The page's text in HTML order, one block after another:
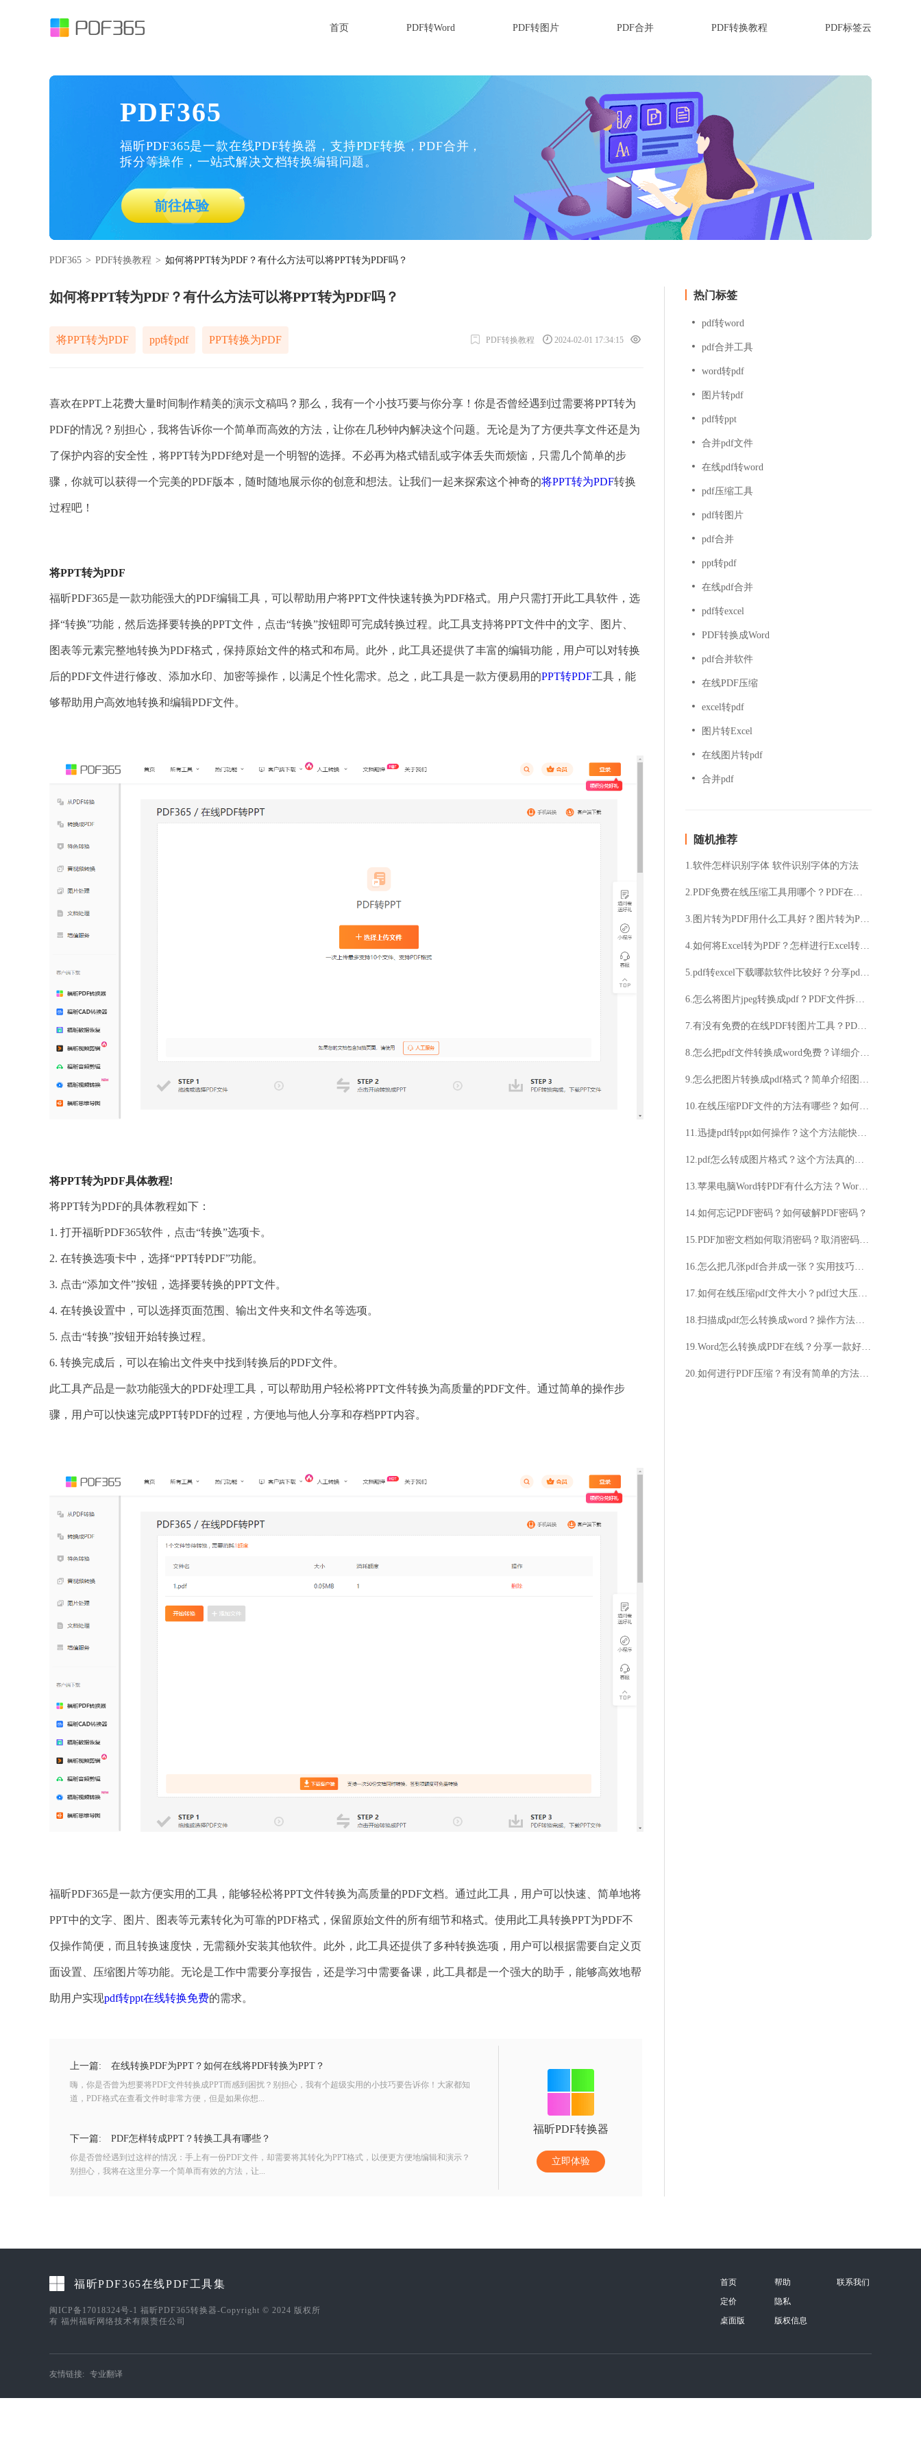
首页 PDF转Word PDF转图片 PDF合并 PDF转换教程 PDF标签云
PDF365
福昕PDF365是一款在线PDF转换器，支持PDF转换，PDF合并，
拆分等操作，一站式解决文档转换编辑问题。
前往体验
PDF365 > PDF转换教程 > 如何将PPT转为PDF？有什么方法可以将PPT转为PDF吗？
如何将PPT转为PDF？有什么方法可以将PPT转为PDF吗？
将PPT转为PDF ppt转pdf PPT转换为PDF PDF转换教程 2024-02-01 17:34:15
喜欢在PPT上花费大量时间制作精美的演示文稿吗？那么，我有一个小技巧要与你分享！你是否曾经遇到过需要将PPT转为
PDF的情况？别担心，我将告诉你一个简单而高效的方法，让你在几秒钟内解决这个问题。无论是为了方便共享文件还是为
了保护内容的安全性，将PPT转为PDF绝对是一个明智的选择。不必再为格式错乱或字体丢失而烦恼，只需几个简单的步
骤，你就可以获得一个完美的PDF版本，随时随地展示你的创意和想法。让我们一起来探索这个神奇的将PPT转为PDF转换
过程吧！
将PPT转为PDF
福昕PDF365是一款功能强大的PDF编辑工具，可以帮助用户将PPT文件快速转换为PDF格式。用户只需打开此工具软件，选
择“转换”功能，然后选择要转换的PPT文件，点击“转换”按钮即可完成转换过程。此工具支持将PPT文件中的文字、图片、
图表等元素完整地转换为PDF格式，保持原始文件的格式和布局。此外，此工具还提供了丰富的编辑功能，用户可以对转换
后的PDF文件进行修改、添加水印、加密等操作，以满足个性化需求。总之，此工具是一款方便易用的PPT转PDF工具，能
够帮助用户高效地转换和编辑PDF文件。
将PPT转为PDF具体教程!
将PPT转为PDF的具体教程如下：
1. 打开福昕PDF365软件，点击“转换”选项卡。
2. 在转换选项卡中，选择“PPT转PDF”功能。
3. 点击“添加文件”按钮，选择要转换的PPT文件。
4. 在转换设置中，可以选择页面范围、输出文件夹和文件名等选项。
5. 点击“转换”按钮开始转换过程。
6. 转换完成后，可以在输出文件夹中找到转换后的PDF文件。
此工具产品是一款功能强大的PDF处理工具，可以帮助用户轻松将PPT文件转换为高质量的PDF文件。通过简单的操作步
骤，用户可以快速完成PPT转PDF的过程，方便地与他人分享和存档PPT内容。
福昕PDF365是一款方便实用的工具，能够轻松将PPT文件转换为高质量的PDF文档。通过此工具，用户可以快速、简单地将
PPT中的文字、图片、图表等元素转化为可靠的PDF格式，保留原始文件的所有细节和格式。使用此工具转换PPT为PDF不
仅操作简便，而且转换速度快，无需额外安装其他软件。此外，此工具还提供了多种转换选项，用户可以根据需要自定义页
面设置、压缩图片等功能。无论是工作中需要分享报告，还是学习中需要备课，此工具都是一个强大的助手，能够高效地帮
助用户实现pdf转ppt在线转换免费的需求。
上一篇: 在线转换PDF为PPT？如何在线将PDF转换为PPT？
嗨，你是否曾为想要将PDF文件转换成PPT而感到困扰？别担心，我有个超级实用的小技巧要告诉你！大家都知
道，PDF格式在查看文件时非常方便，但是如果你想...
下一篇: PDF怎样转成PPT？转换工具有哪些？
你是否曾经遇到过这样的情况：手上有一份PDF文件，却需要将其转化为PPT格式，以便更方便地编辑和演示？
别担心，我将在这里分享一个简单而有效的方法，让...
福昕PDF转换器
立即体验
热门标签
pdf转word
pdf合并工具
word转pdf
图片转pdf
pdf转ppt
合并pdf文件
在线pdf转word
pdf压缩工具
pdf转图片
pdf合并
ppt转pdf
在线pdf合并
pdf转excel
PDF转换成Word
pdf合并软件
在线PDF压缩
excel转pdf
图片转Excel
在线图片转pdf
合并pdf
随机推荐
1.软件怎样识别字体 软件识别字体的方法
2.PDF免费在线压缩工具用哪个？PDF在线压缩工具分享
3.图片转为PDF用什么工具好？图片转为PDF方法分享
4.如何将Excel转为PDF？怎样进行Excel转PDF操作？
5.pdf转excel下载哪款软件比较好？分享pdf转excel操作技巧
6.怎么将图片jpeg转换成pdf？PDF文件拆开的方法分享
7.有没有免费的在线PDF转图片工具？PDF转图片在线转换是否需要付费？
8.怎么把pdf文件转换成word免费？详细介绍在这里
9.怎么把图片转换成pdf格式？简单介绍图片转pdf的方法
10.在线压缩PDF文件的方法有哪些？如何在网上压缩PDF文件？
11.迅捷pdf转ppt如何操作？这个方法能快速完成PDF转PPT！
12.pdf怎么转成图片格式？这个方法真的很简单
13.苹果电脑Word转PDF有什么方法？Word转PDF批量转换方法推荐
14.如何忘记PDF密码？如何破解PDF密码？
15.PDF加密文档如何取消密码？取消密码的步骤是什么？
16.怎么把几张pdf合并成一张？实用技巧分享
17.如何在线压缩pdf文件大小？pdf过大压缩步骤介绍
18.扫描成pdf怎么转换成word？操作方法很简单
19.Word怎么转换成PDF在线？分享一款好用工具
20.如何进行PDF压缩？有没有简单的方法可以压缩PDF文件？
福昕PDF365在线PDF工具集
闽ICP备17018324号-1 福昕PDF365转换器-Copyright © 2024 版权所
有 福州福昕网络技术有限责任公司
首页
定价
桌面版
帮助
隐私
版权信息
联系我们
友情链接: 专业翻译